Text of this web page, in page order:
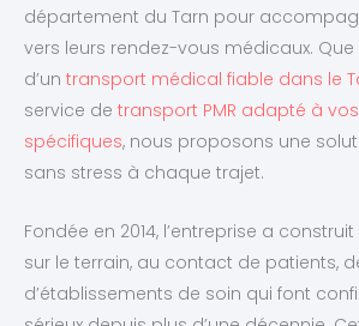
département du Tarn pour
vers leurs rendez-vous médicaux.
d’un transport médical fiable dans le
service de transport PMR adapté à
spécifiques, nous proposons une
sans stress à chaque trajet.
Fondée en 2014, l’entreprise a
sur le terrain, au contact de patients,
d’établissements de soin qui font